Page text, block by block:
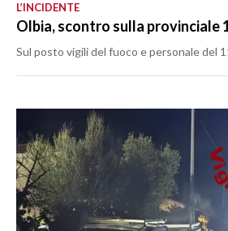
L’INCIDENTE
Olbia, scontro sulla provinciale
Sul posto vigili del fuoco e personale del